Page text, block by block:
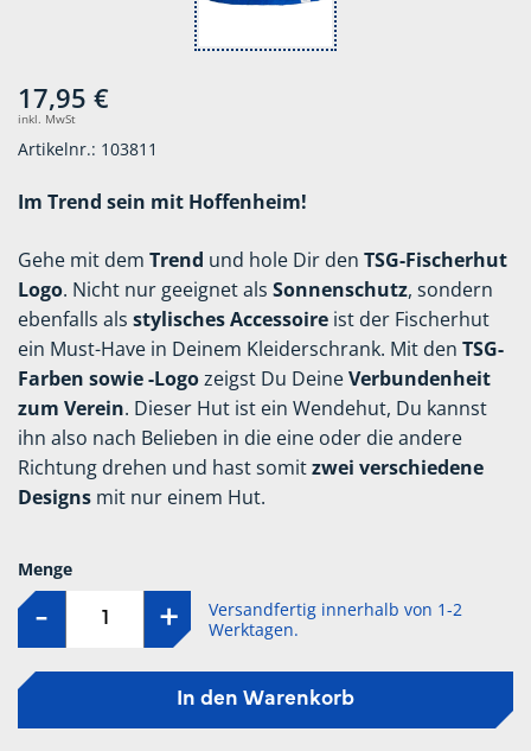
17,95 €
inkl. MwSt
Artikelnr.: 103811
Im Trend sein mit Hoffenheim!
Gehe mit dem Trend und hole Dir den TSG-Fischerhut
Logo. Nicht nur geeignet als Sonnenschutz, sondern
ebenfalls als stylisches Accessoire ist der Fischerhut
ein Must-Have in Deinem Kleiderschrank. Mit den TSG-
Farben sowie -Logozeigst Du DeineVerbundenheit
zum Verein. Dieser Hut ist ein Wendehut, Du kannst
ihn also nach Belieben in die eine oder die andere
Richtung drehen und hast somitzwei verschiedene
Designs mit nur einem Hut.
Menge
- +
Versandfertig innerhalb von 1-2
Werktagen.
In den Warenkorb